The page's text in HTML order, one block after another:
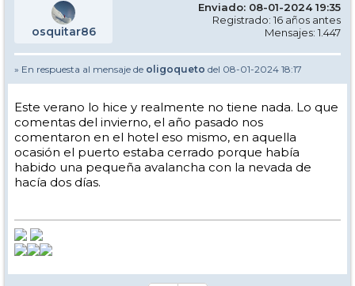
osquitar86
Enviado: 08-01-2024 19:35
Registrado: 16 años antes
Mensajes: 1.447
» En respuesta al mensaje de oligoqueto del 08-01-2024 18:17
Este verano lo hice y realmente no tiene nada. Lo que
comentas del invierno, el año pasado nos
comentaron en el hotel eso mismo, en aquella
ocasión el puerto estaba cerrado porque había
habido una pequeña avalancha con la nevada de
hacía dos días.